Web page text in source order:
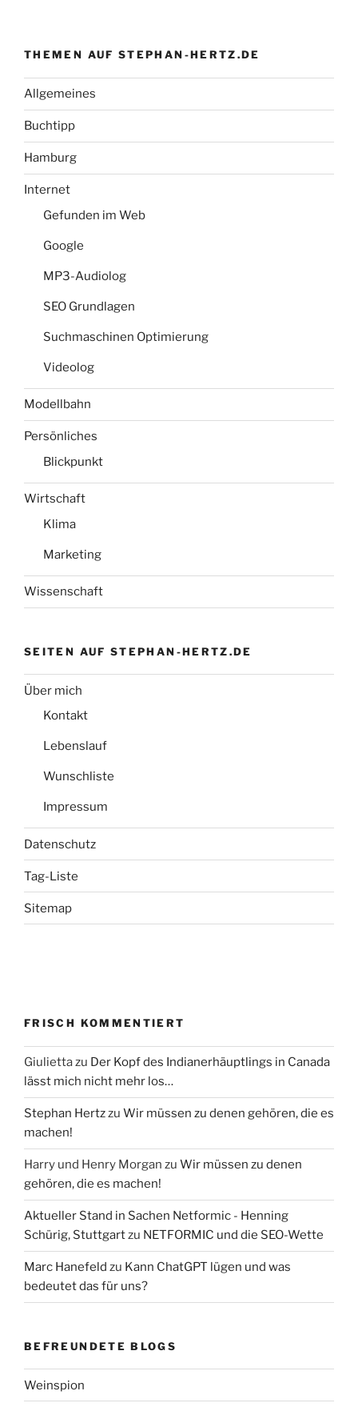
THEMEN AUF STEPHAN-HERTZ.DE
Allgemeines
Buchtipp
Hamburg
Internet
Gefunden im Web
Google
MP3-Audiolog
SEO Grundlagen
Suchmaschinen Optimierung
Videolog
Modellbahn
Persönliches
Blickpunkt
Wirtschaft
Klima
Marketing
Wissenschaft
SEITEN AUF STEPHAN-HERTZ.DE
Über mich
Kontakt
Lebenslauf
Wunschliste
Impressum
Datenschutz
Tag-Liste
Sitemap
FRISCH KOMMENTIERT
Giuliettazu Der Kopf des Indianerhäuptlings in Canada
lässt mich nicht mehr los…
Stephan Hertzzu Wir müssen zu denen gehören, die es
machen!
Harry und Henry Morgan zu Wir müssen zu denen
gehören, die es machen!
Aktueller Stand in Sachen Netformic - Henning
Schürig, Stuttgartzu NETFORMIC und die SEO-Wette
Marc Hanefeld zu Kann ChatGPT lügen und was
bedeutet das für uns?
BEFREUNDETE BLOGS
Weinspion